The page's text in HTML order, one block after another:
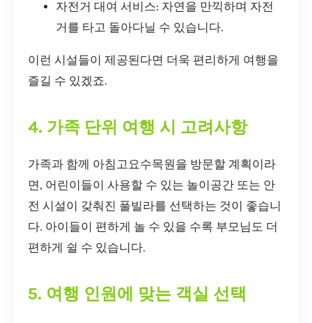
자전거 대여 서비스: 자연을 만끽하며 자전
거를 타고 돌아다닐 수 있습니다.
이런 시설들이 제공된다면 더욱 편리하게 여행을
즐길 수 있겠죠.
4. 가족 단위 여행 시 고려사항
가족과 함께 아침고요수목원을 방문할 계획이라
면, 어린이들이 사용할 수 있는 놀이공간 또는 안
전 시설이 갖춰진 풀빌라를 선택하는 것이 좋습니
다. 아이들이 편하게 놀 수 있을 수록 부모님도 더
편하게 쉴 수 있습니다.
5. 여행 인원에 맞는 객실 선택